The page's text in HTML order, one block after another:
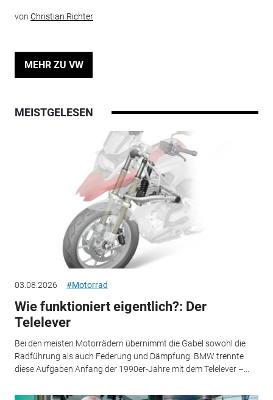
von Christian Richter
MEHR ZU VW
MEISTGELESEN
03.08.2026 #Motorrad
Wie funktioniert eigentlich?: Der
Telelever
Bei den meisten Motorrädern übernimmt die Gabel sowohl die
Radführung als auch Federung und Dämpfung. BMW trennte
diese Aufgaben Anfang der 1990er-Jahre mit dem Telelever –...